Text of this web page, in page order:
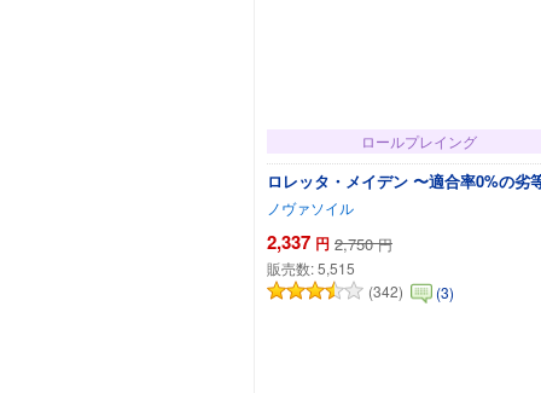
ロールプレイング
ロレッタ・メイデン 〜適合率0%の劣
ノヴァソイル
2,337 円 2,750 円
販売数:5,515
(342)
(3)